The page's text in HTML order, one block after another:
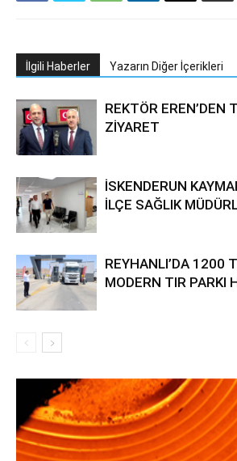
İlgili Haberler Yazarın Diğer İçerikleri
REKTÖR EREN’DEN
ZİYARET
İSKENDERUN
İLÇE SAĞLIK
REYHANLI’DA 1200
MODERN TIR PARKI